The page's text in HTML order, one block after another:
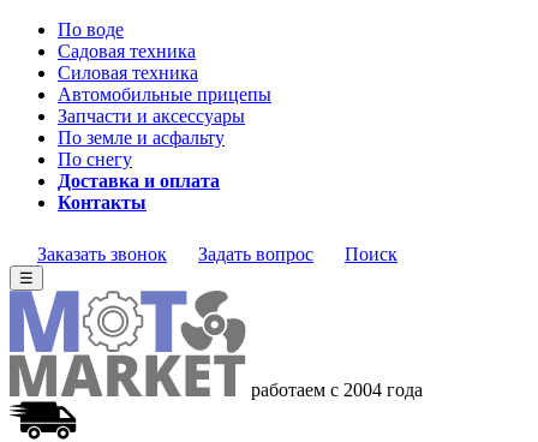
По воде
Садовая техника
Силовая техника
Автомобильные прицепы
Запчасти и аксессуары
По земле и асфальту
По снегу
Доставка и оплата
Контакты
Заказать звонок Задать вопрос Поиск
☰
работаем с 2004 года